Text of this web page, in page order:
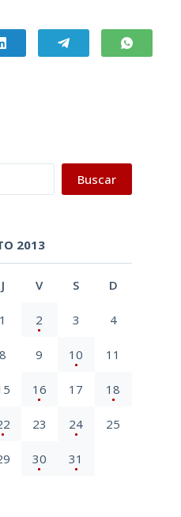
Buscar
2013
J V S D
1 2 3 4
8 9 10 11
16 17 18
23 24 25
30 31